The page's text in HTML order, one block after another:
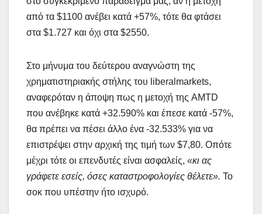
από τα $1100 ανέβει κατά +57%, τότε θα φτάσει
στα $1.727 και όχι στα $2550.
Στο μήνυμα του δεύτερου αναγνώστη της
χρηματιστηριακής στήλης του liberalmarkets,
αναφερόταν η άποψη πως η μετοχή της AMTD
που ανέβηκε κατά +32.590% και έπεσε κατά -57%,
θα πρέπει να πέσει άλλο ένα -32.533% για να
επιστρέψει στην αρχική της τιμή των $7,80. Οπότε
μέχρι τότε οι επενδυτές είναι ασφαλείς, «κι ας
γράφετε εσείς, όσες καταστροφολογίες θέλετε». Το
σοκ που υπέστην ήτο ισχυρό.